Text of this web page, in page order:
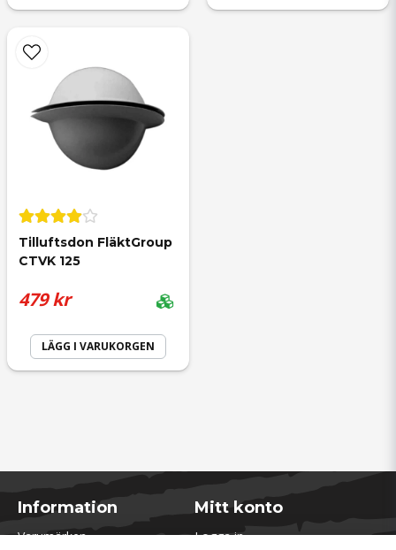
Tilluftsdon FläktGroup
CTVK 125
479 kr
LÄGG I VARUKORGEN
Information
Varumärken
Mitt konto
Logga in